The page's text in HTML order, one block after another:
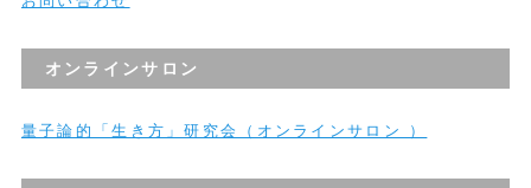
オンラインサロン
量子論的「生き方」研究会（オンラインサロン ）